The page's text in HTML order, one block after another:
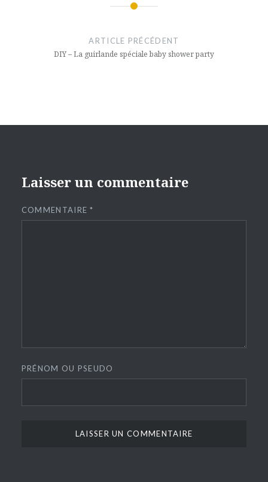
l’article
ARTICLE PRÉCÉDENT
DIY – La guirlande spéciale baby shower party
Laisser un commentaire
COMMENTAIRE*
PRÉNOM OU PSEUDO